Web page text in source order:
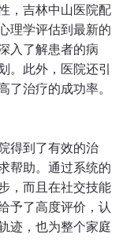
，吉林中山医院配
理学评估到最新的
入了解患者的病
。此外，医院还引
了治疗的成功率。
得到了有效的治
帮助。通过系统的
，而且在社交技能
予了高度评价，认
迹，也为整个家庭